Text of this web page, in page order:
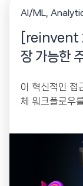
AI/ML
[reinvent
장 가능한
이 혁신적인 접
체 워크플로우